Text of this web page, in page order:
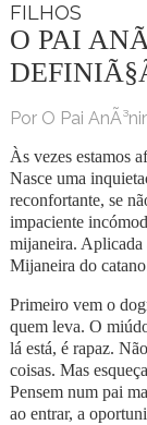
FILHOS
O PAI
Por O Pai
Às vezes estamos
Nasce uma
reconfortante, se
impaciente
mijaneira. Aplicada
Mijaneira do
Primeiro vem o
quem leva. O
lá está, é rapaz.
coisas. Mas
Pensem num pai
ao entrar, a